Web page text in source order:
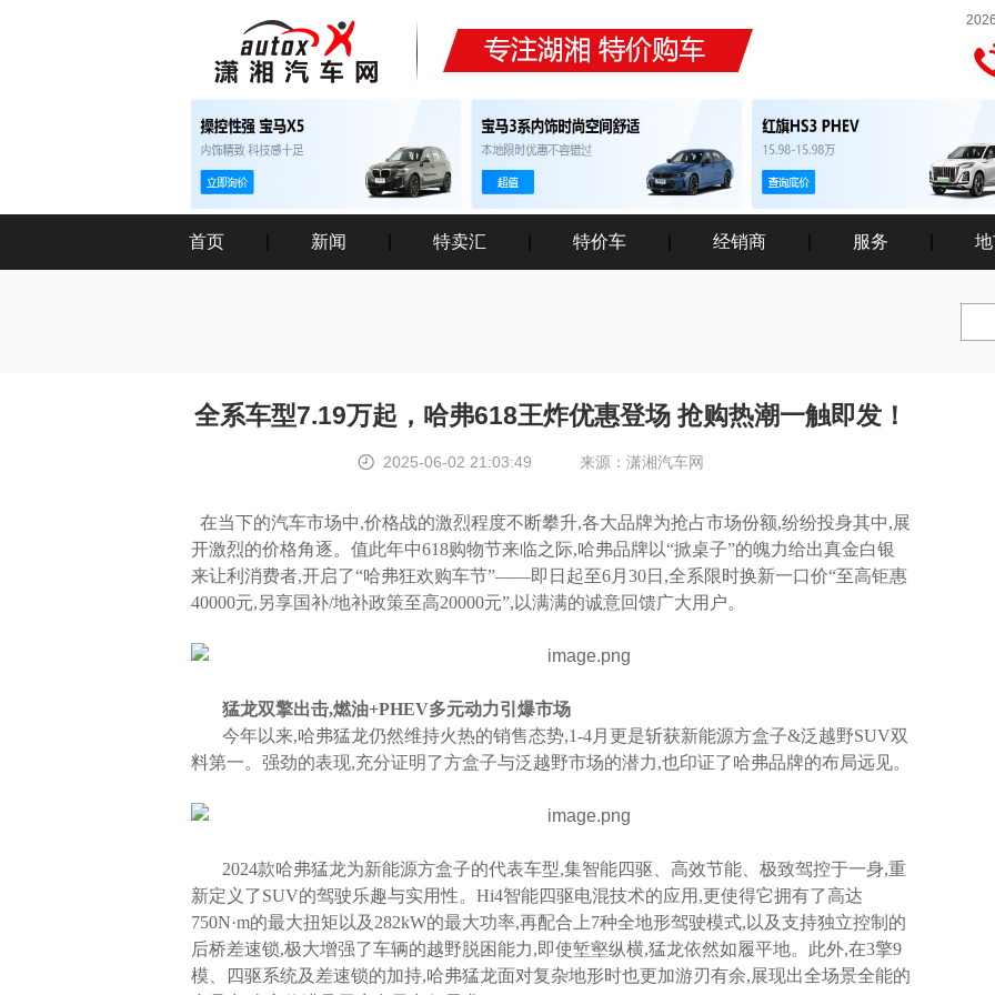
首页 新闻 特卖汇 特价车 经销商 服务
全系车型7.19万起，哈弗618王炸优惠登场 抢购热潮一触即发！
2025-06-02 21:03:49 来源：潇湘汽车网
在当下的汽车市场中,价格战的激烈程度不断攀升,各大品牌为抢占市场份额,纷纷投身其中,展
开激烈的价格角逐。值此年中618购物节来临之际,哈弗品牌以“掀桌子”的魄力给出真金白银
来让利消费者,开启了“哈弗狂欢购车节”——即日起至6月30日,全系限时换新一口价“至高钜惠
40000元,另享国补/地补政策至高20000元”,以满满的诚意回馈广大用户。
猛龙双擎出击,燃油+PHEV多元动力引爆市场
今年以来,哈弗猛龙仍然维持火热的销售态势,1-4月更是斩获新能源方盒子&泛越野SUV双
料第一。强劲的表现,充分证明了方盒子与泛越野市场的潜力,也印证了哈弗品牌的布局远见。
2024款哈弗猛龙为新能源方盒子的代表车型,集智能四驱、高效节能、极致驾控于一身,重
新定义了SUV的驾驶乐趣与实用性。Hi4智能四驱电混技术的应用,更使得它拥有了高达
750N·m的最大扭矩以及282kW的最大功率,再配合上7种全地形驾驶模式,以及支持独立控制的
后桥差速锁,极大增强了车辆的越野脱困能力,即使堑壑纵横,猛龙依然如履平地。此外,在3擎9
模、四驱系统及差速锁的加持,哈弗猛龙面对复杂地形时也更加游刃有余,展现出全场景全能的